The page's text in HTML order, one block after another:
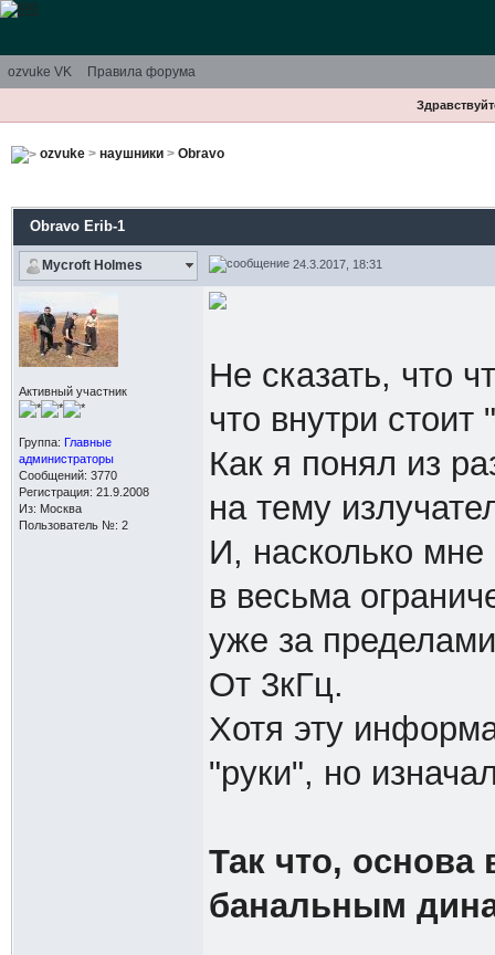
ozvuke VK Правила форума
ozvuke> наушники> Obravo
Obravo Erib-1
Mycroft Holmes 24.3.2017, 18:31
Активный участник
Группа: Главные
администраторы
Сообщений: 3770
Регистрация: 21.9.2008
Из: Москва
Пользователь №: 2
Не сказать, что
что внутри
Как я понял из
на тему
И, насколько мне
в весьма
уже за
От 3кГц.
Хотя эту
"руки", но
Так что, основа
банальным